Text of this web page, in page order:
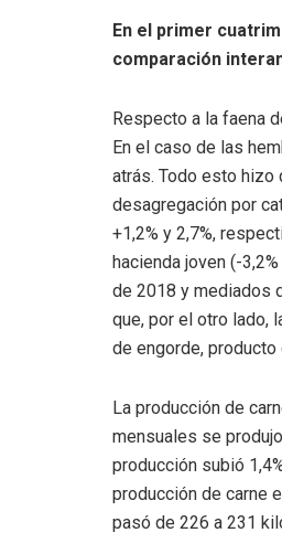
En el primer
comparación
Respecto a la faena
En el caso de las
atrás. Todo esto hizo
desagregación por
+1,2% y 2,7%,
hacienda joven (-
de 2018 y mediados
que, por el otro lado,
de engorde, producto
La producción de
mensuales se
producción subió
producción de carne
pasó de 226 a 231